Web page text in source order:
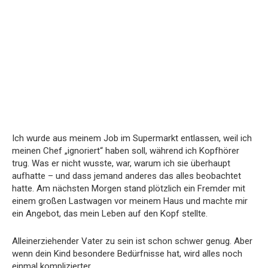
Ich wurde aus meinem Job im Supermarkt entlassen, weil ich
meinen Chef „ignoriert“ haben soll, während ich Kopfhörer
trug. Was er nicht wusste, war, warum ich sie überhaupt
aufhatte – und dass jemand anderes das alles beobachtet
hatte. Am nächsten Morgen stand plötzlich ein Fremder mit
einem großen Lastwagen vor meinem Haus und machte mir
ein Angebot, das mein Leben auf den Kopf stellte.
Alleinerziehender Vater zu sein ist schon schwer genug. Aber
wenn dein Kind besondere Bedürfnisse hat, wird alles noch